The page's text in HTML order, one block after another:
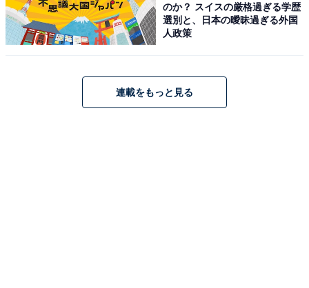
のか？ スイスの厳格過ぎる学歴
選別と、日本の曖昧過ぎる外国
人政策
連載をもっと見る